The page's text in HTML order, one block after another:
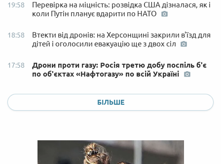
19:58
Перевірка на міцність: розвідка США дізналася, як і
коли Путін планує вдарити по НАТО
18:58
Втекти від дронів: на Херсонщині закрили в'їзд для
дітей і оголосили евакуацію ще з двох сіл
17:58
Дрони проти газу: Росія третю добу поспіль б'є
по об'єктах «Нафтогазу» по всій Україні
БІЛЬШЕ